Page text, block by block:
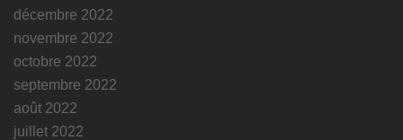
décembre 2022
novembre 2022
octobre 2022
septembre 2022
août 2022
juillet 2022